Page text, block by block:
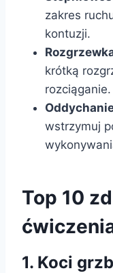
zakres
kontuzji.
krótką
rozciąganie.
wstrzymuj
Top 10
1. Koci